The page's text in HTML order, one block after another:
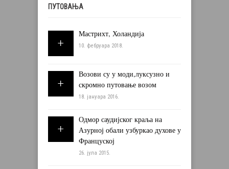
ПУТОВАЊА
Мастрихт, Холандија
10. фебруара 2018.
Возови су у моди,луксузно и
скромно путовање возом
18. јануара 2016.
Одмор саудијског краља на
Азурној обали узбуркао духове у
Француској
26. јула 2015.